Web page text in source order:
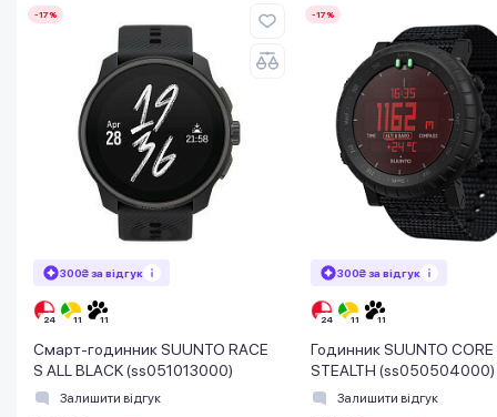
-17%
300₴ за відгук
Смарт-годинник SUUNTO RACE
S ALL BLACK (ss051013000)
Залишити відгук
-17%
300₴ за відгук
Годинник SUUNTO CORE
STEALTH (ss050504000)
Залишити відгук